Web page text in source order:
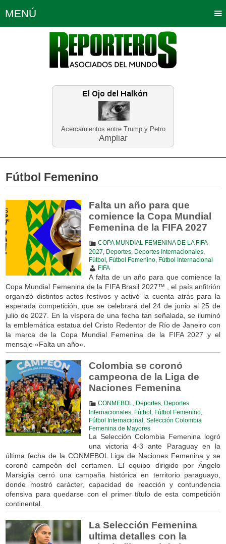
Acercamientos entre Trump y Petro
Ampliar
MENÚ
Política Opinión Bogotá
Planeta Tierra Deportes
Educación Neira
Fútbol Femenino
Falta un año para que
comience la Copa Mundial
Femenina de la FIFA 2027
COPA MUNDIAL FEMENINA DE LA FIFA
2027
Deportes, Deportes Internacionales,
Fútbol
Fútbol Femenino,
Fútbol Internacional
FIFA
A falta de un año para que comience la
Copa Mundial Femenina de la FIFA Brasil 2027™ , el país anfitrión
organizó distintos actos festivos y activó la cuenta atrás para la
esperada competición, que se celebrará del 24 de junio al 25 de
julio de 2027. En la víspera de una fecha tan señalada, se iluminó
la emblemática estatua del Cristo Redentor de Río de Janeiro con
la marca de la Copa Mundial Femenina de la FIFA 2027 y el
mensaje «Falta un año».
Colombia se coronó
campeona de la Liga de
Naciones Femenina
CONMEBOL Deportes,
Deportes
Internacionales, Fútbol Fútbol Femenino,
Fútbol Internacional
Selección Colombia
Femenina de Mayores
La Selección Colombia Femenina logró
una victoria 4-3 ante Paraguay en la
última fecha de la CONMEBOL Liga de Naciones Femenina y se
coronó campeón del certamen. El equipo dirigido por Ángelo
Marsiglia cerró una campaña histórica en territorio paraguayo,
donde mostró carácter, capacidad de reacción y contundencia
ofensiva para quedarse con el primer título de esta competición
continental.
La Selección Femenina
ultima detalles con la